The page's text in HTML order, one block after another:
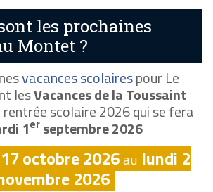
les prochaines
Montet ?
vacances scolairespour Le
lesVacances de la Toussaint
scolaire 2026 qui se fera
1erseptembre 2026
octobre 2026au lundi 2
2026